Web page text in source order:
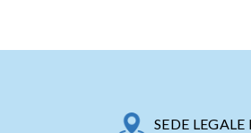
SEDE LEGALE